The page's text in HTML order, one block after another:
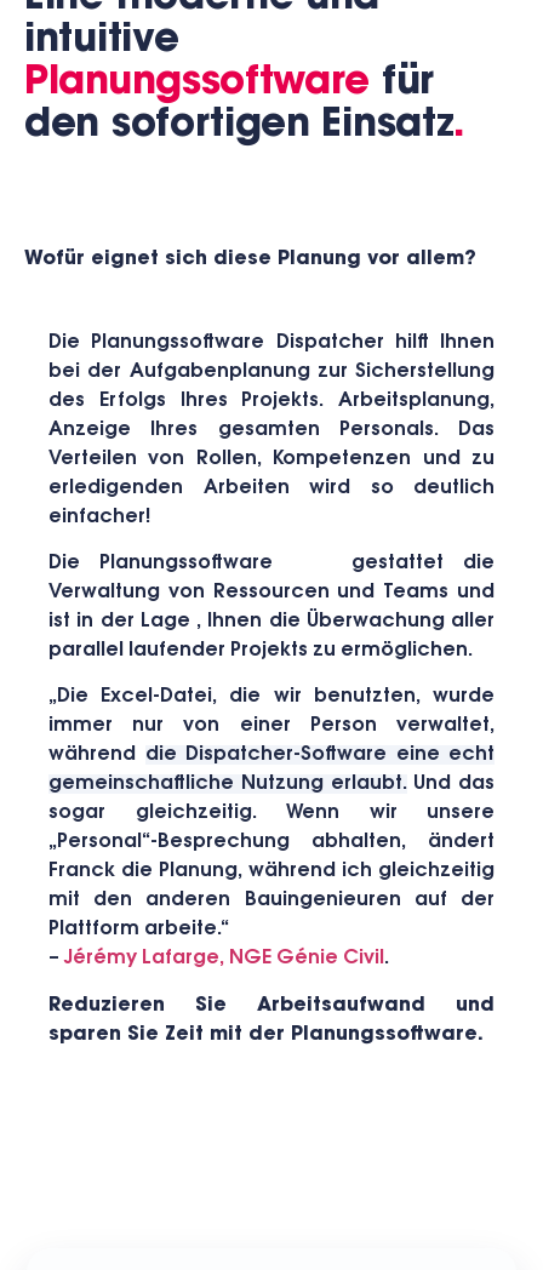
intuitive
Planungssoftware für
den sofortigen Einsatz.
Wofür eignet sich diese Planung vor allem?
Die Planungssoftware Dispatcher hilft Ihnen
bei der Aufgabenplanung zur Sicherstellung
des Erfolgs Ihres Projekts. Arbeitsplanung,
Anzeige Ihres gesamten Personals. Das
Verteilen von Rollen, Kompetenzen und zu
erledigenden Arbeiten wird so deutlich
einfacher!
Die Planungssoftware gestattet die
Verwaltung von Ressourcen und Teams und
ist in der Lage , Ihnen die Überwachung aller
parallel laufender Projekts zu ermöglichen.
„Die Excel-Datei, die wir benutzten, wurde
immer nur von einer Person verwaltet,
während die Dispatcher-Software eine echt
gemeinschaftliche Nutzung erlaubt.Und das
sogar gleichzeitig. Wenn wir unsere
„Personal“-Besprechung abhalten, ändert
Franck die Planung, während ich gleichzeitig
mit den anderen Bauingenieuren auf der
Plattform arbeite.“
–Jérémy Lafarge, NGE Génie Civil.
Reduzieren Sie Arbeitsaufwand und
sparen Sie Zeit mit der Planungssoftware.